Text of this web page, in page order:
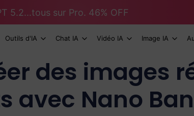
5.2...tous sur Pro. 46% OFF
Outils d'IA Chat IA Vidéo IA Image IA
des images
avec Nano